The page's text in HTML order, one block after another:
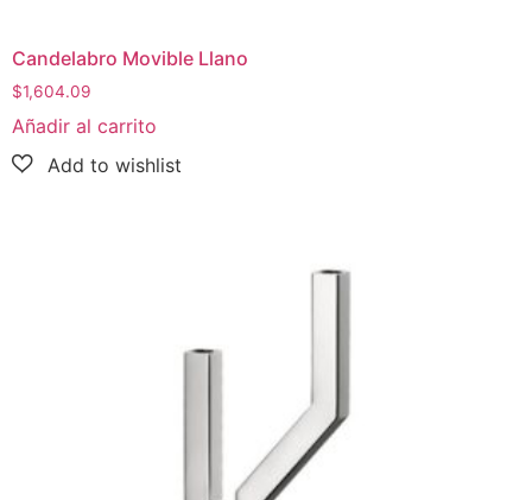
Candelabro Movible Llano
$1,604.09
Añadir al carrito